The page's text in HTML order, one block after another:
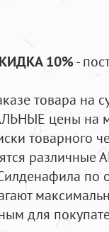
10%-
товара на
цены на
товарного
по
для